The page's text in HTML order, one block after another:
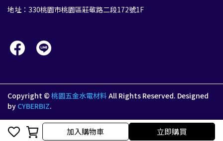
加入購物車
加入購物車 立即購買
地址：330桃園市桃園區莊敬路二段172號1F
Copyright © 桃園五金水電材料 All Rights Reserved. Designed
by CYBERBIZ.